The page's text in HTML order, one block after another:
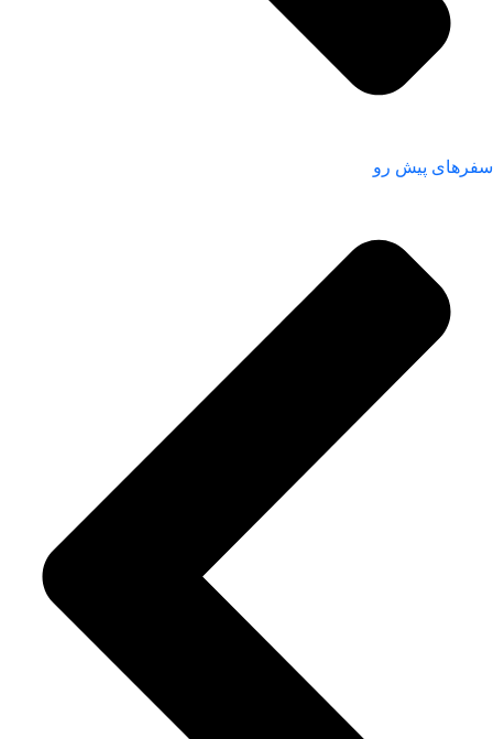
سفر‌های پیش رو